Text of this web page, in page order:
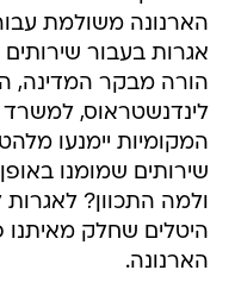
הארנונה משולמת
אגרות בעבור שירותים
הורה מבקר המדינה,
לינדנשטראוס, למשרד
המקומיות יימנעו
שירותים שמומנו
ולמה התכוון?
היטלים שחלק מאיתנו
הארנונה.